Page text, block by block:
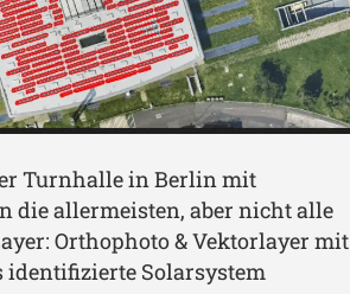
Turnhalle in Berlin mit
die allermeisten, aber nicht alle
Orthophoto & Vektorlayer mit
identifizierte Solarsystem